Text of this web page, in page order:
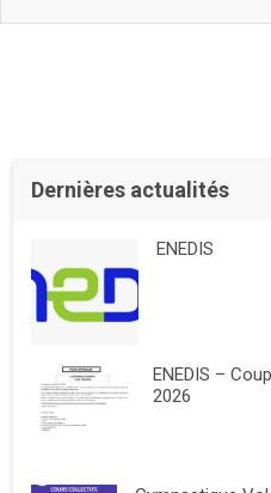
Dernières actualités
ENEDIS
ENEDIS –
2026